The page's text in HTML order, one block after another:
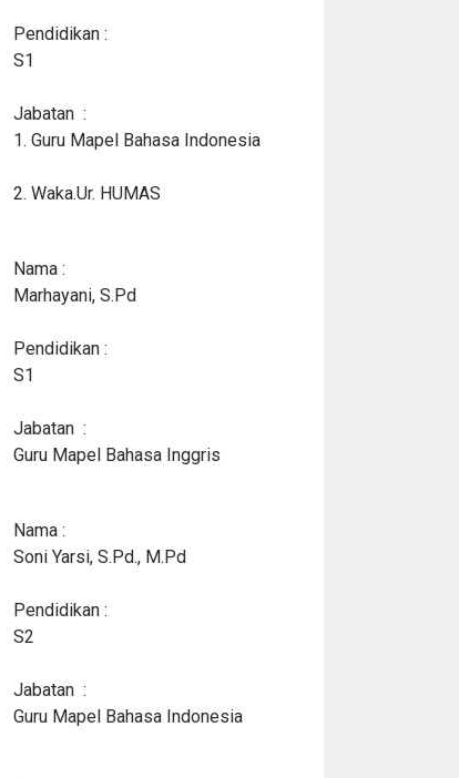
Pendidikan :
S1
Jabatan :
1. Guru Mapel Bahasa Indonesia
2. Waka.Ur. HUMAS
Nama :
Marhayani, S.Pd
Pendidikan :
S1
Jabatan :
Guru Mapel Bahasa Inggris
Nama :
Soni Yarsi, S.Pd., M.Pd
Pendidikan :
S2
Jabatan :
Guru Mapel Bahasa Indonesia